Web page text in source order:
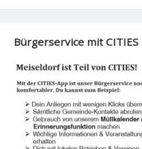
Bürgerservice mit CITIES